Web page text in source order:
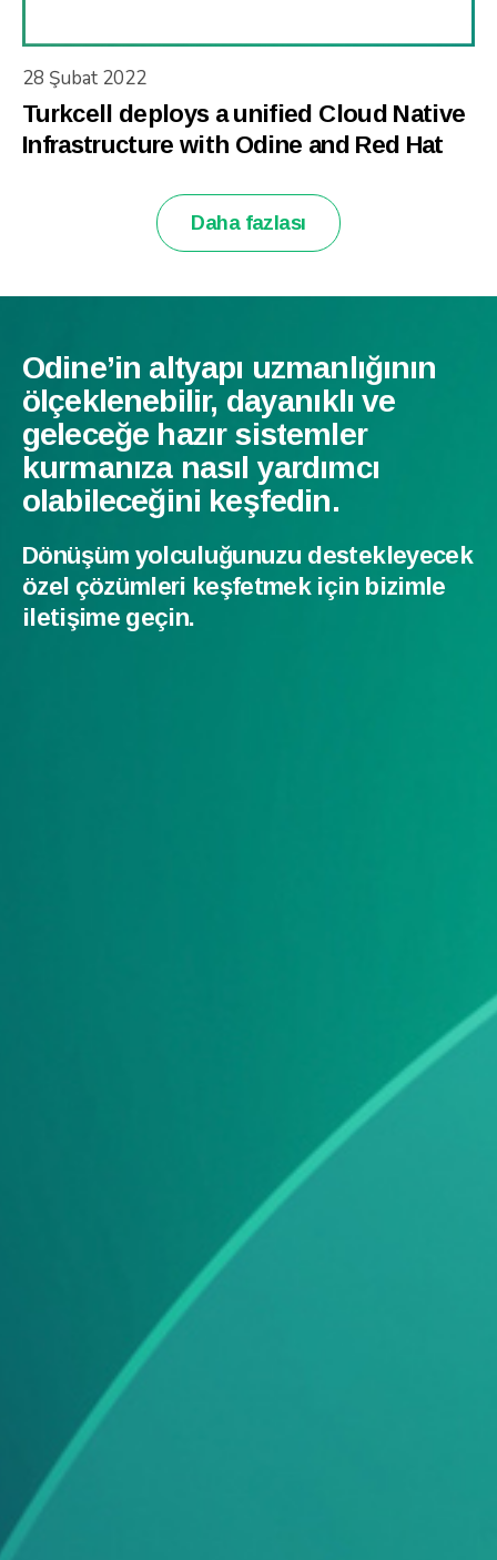
28 Şubat 2022
Turkcell deploys a unified Cloud Native
Infrastructure with Odine and Red Hat
Daha fazlası
Odine’in altyapı uzmanlığının
ölçeklenebilir, dayanıklı ve
geleceğe hazır sistemler
kurmanıza nasıl yardımcı
olabileceğini keşfedin.
Dönüşüm yolculuğunuzu destekleyecek
özel çözümleri keşfetmek için bizimle
iletişime geçin.